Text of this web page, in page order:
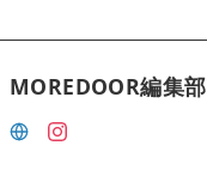
MOREDOOR編集部